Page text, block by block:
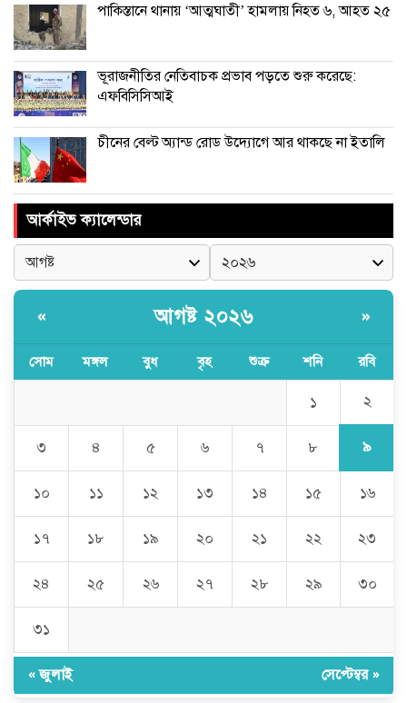
পাকিস্তানে থানায় ‘আত্মঘাতী’ হামলায় নিহত ৬, আহত ২৫
ভূরাজনীতির নেতিবাচক প্রভাব পড়তে শুরু করেছে:
এফবিসিসিআই
চীনের বেল্ট অ্যান্ড রোড উদ্যোগে আর থাকছে না ইতালি
আর্কাইভ ক্যালেন্ডার
« আগষ্ট ২০২৬ »
সোম মঙ্গল বুধ বৃহ শুক্র শনি রবি
১ ২
৩ ৪ ৫ ৬ ৭ ৮ ৯
১০ ১১ ১২ ১৩ ১৪ ১৫ ১৬
১৭ ১৮ ১৯ ২০ ২১ ২২ ২৩
২৪ ২৫ ২৬ ২৭ ২৮ ২৯ ৩০
৩১
« জুলাই সেপ্টেম্বর »